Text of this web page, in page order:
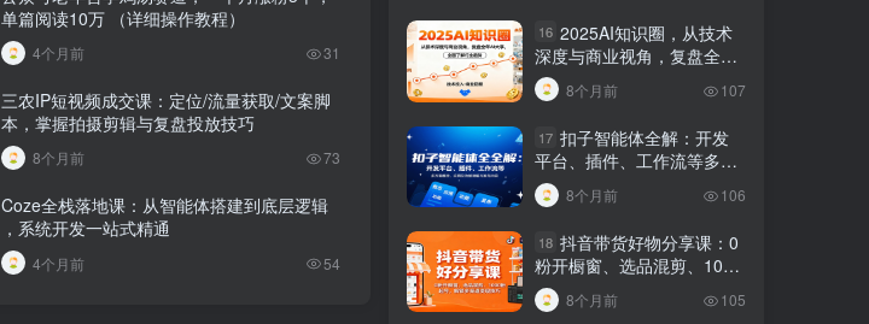
单篇阅读10万 （详细操作教程）
4个月前 31
三农IP短视频成交课：定位/流量获取/文案脚
本，掌握拍摄剪辑与复盘投放技巧
8个月前 73
Coze全栈落地课：从智能体搭建到底层逻辑
，系统开发一站式精通
4个月前 54
16 2025AI知识圈，从技术
深度与商业视角，复盘全年
AI大事，全面了解行业趋势
8个月前 107
17 扣子智能体全解：开发
平台、插件、工作流等多方
面概念、应用及功能讲解与
发布内容
8个月前 106
18 抖音带货好物分享课：0
粉开橱窗、选品混剪、1000
粉起号，解锁多渠道变现技
巧
8个月前 105